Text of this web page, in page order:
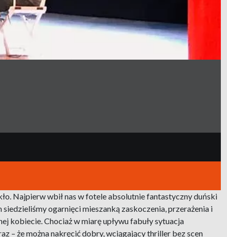
Najpierw wbił nas w fotele absolutnie fantastyczny duński
ogarnięci mieszanką zaskoczenia, przerażenia i
kobiecie. Chociaż w miarę upływu fabuły sytuacja
– że można nakręcić dobry, wciągający thriller bez scen